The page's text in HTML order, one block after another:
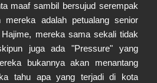
maaf sambil bersujud serempak
mereka adalah petualang senior
mereka sama sekali tidak
juga ada "Pressure" yang
bukannya akan menantang
tahu apa yang terjadi di kota